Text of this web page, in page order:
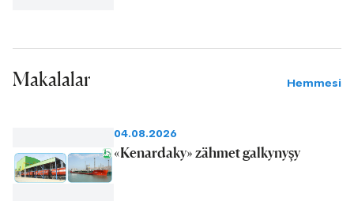
Makalalar Hemmesi
04.08.2026
«Kenardaky» zähmet galkynyşy